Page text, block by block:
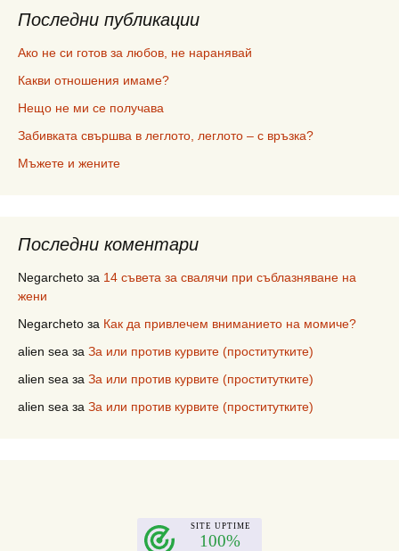
Последни публикации
Ако не си готов за любов, не наранявай
Какви отношения имаме?
Нещо не ми се получава
Забивката свършва в леглото, леглото – с връзка?
Мъжете и жените
Последни коментари
Negarcheto за 14 съвета за свалячи при съблазняване на
жени
Negarcheto за Как да привлечем вниманието на момиче?
alien sea за За или против курвите (проститутките)
alien sea за За или против курвите (проститутките)
alien sea за За или против курвите (проститутките)